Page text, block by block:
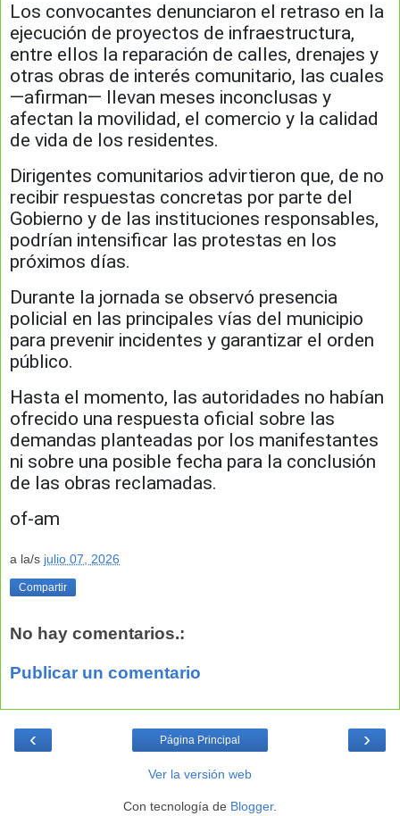
Los convocantes denunciaron el retraso en la
ejecución de proyectos de infraestructura,
entre ellos la reparación de calles, drenajes y
otras obras de interés comunitario, las cuales
—afirman— llevan meses inconclusas y
afectan la movilidad, el comercio y la calidad
de vida de los residentes.
Dirigentes comunitarios advirtieron que, de no
recibir respuestas concretas por parte del
Gobierno y de las instituciones responsables,
podrían intensificar las protestas en los
próximos días.
Durante la jornada se observó presencia
policial en las principales vías del municipio
para prevenir incidentes y garantizar el orden
público.
Hasta el momento, las autoridades no habían
ofrecido una respuesta oficial sobre las
demandas planteadas por los manifestantes
ni sobre una posible fecha para la conclusión
de las obras reclamadas.
of-am
a la/s julio 07, 2026
Compartir
No hay comentarios.:
Publicar un comentario
‹ ›
Página Principal
Ver la versión web
Con tecnología de Blogger.